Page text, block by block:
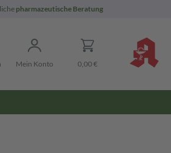
pharmazeutische Beratung
Mein Konto 0,00 €